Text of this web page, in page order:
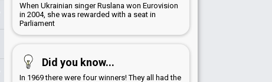
When Ukrainian singer Ruslana won Eurovision
in 2004, she was rewarded with a seat in
Parliament
Did you know...
In 1969 there were four winners! They all had the